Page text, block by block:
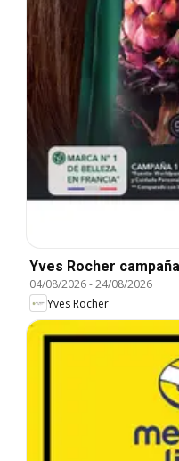
Yves Rocher
04/08/2026-24/08/2026
Yves Rocher